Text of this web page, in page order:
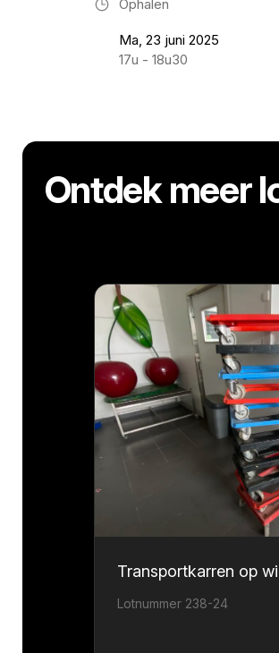
Ophalen
Ma, 23 juni 2025
17u - 18u30
Ontdek meer
Transportkarren op
Lotnummer 238-24